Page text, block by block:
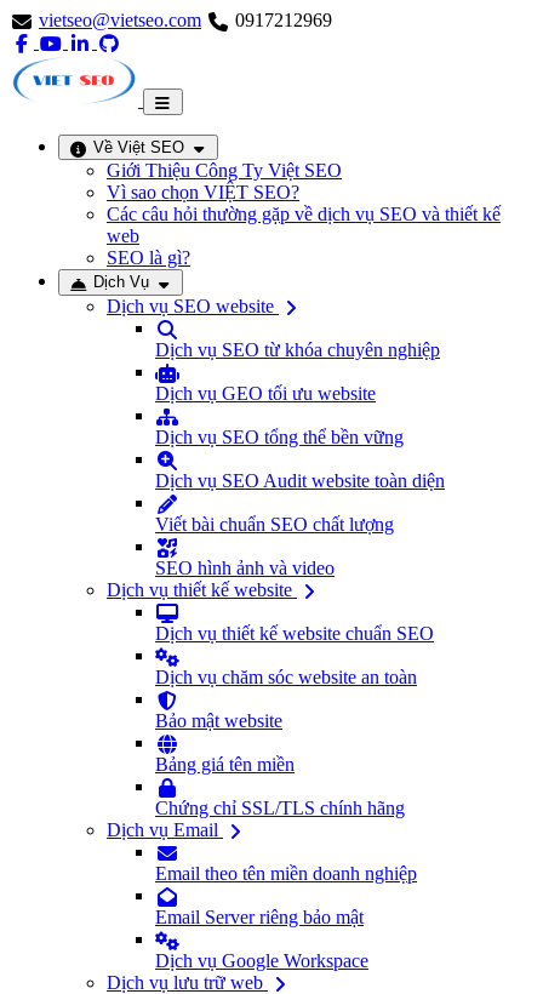
vietseo@vietseo.com 0917212969
Về Việt SEO
Giới Thiệu Công Ty Việt SEO
Vì sao chọn VIỆT SEO?
Các câu hỏi thường gặp về dịch vụ SEO và thiết kế
web
SEO là gì?
Dịch Vụ
Dịch vụ SEO website
Dịch vụ SEO từ khóa chuyên nghiệp
Dịch vụ GEO tối ưu website
Dịch vụ SEO tổng thể bền vững
Dịch vụ SEO Audit website toàn diện
Viết bài chuẩn SEO chất lượng
SEO hình ảnh và video
Dịch vụ thiết kế website
Dịch vụ thiết kế website chuẩn SEO
Dịch vụ chăm sóc website an toàn
Bảo mật website
Bảng giá tên miền
Chứng chỉ SSL/TLS chính hãng
Dịch vụ Email
Email theo tên miền doanh nghiệp
Email Server riêng bảo mật
Dịch vụ Google Workspace
Dịch vụ lưu trữ web